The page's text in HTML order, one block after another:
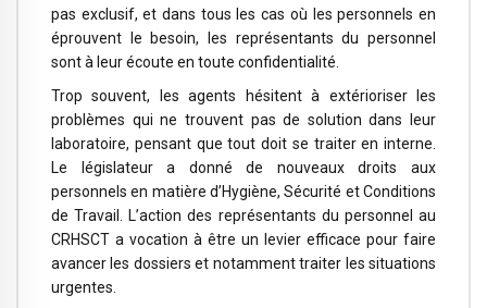
pas exclusif, et dans tous les cas où les personnels en
éprouvent le besoin, les représentants du personnel
sont à leur écoute en toute confidentialité.
Trop souvent, les agents hésitent à extérioriser les
problèmes qui ne trouvent pas de solution dans leur
laboratoire, pensant que tout doit se traiter en interne.
Le législateur a donné de nouveaux droits aux
personnels en matière d’Hygiène, Sécurité et Conditions
de Travail. L’action des représentants du personnel au
CRHSCT a vocation à être un levier efficace pour faire
avancer les dossiers et notamment traiter les situations
urgentes.